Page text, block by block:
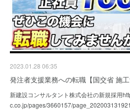
2023.01.28 06:35
発注者支援業務への転職【国交省 施
新建設コンサルタント株式会社の新規採用
c.co.jp/pages/3660157/page_202003131921